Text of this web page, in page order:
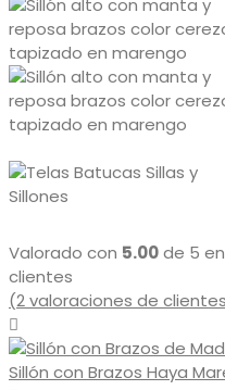
Valorado con 5.00de 5
clientes
(2valoraciones de
Sillón con Brazos Haya